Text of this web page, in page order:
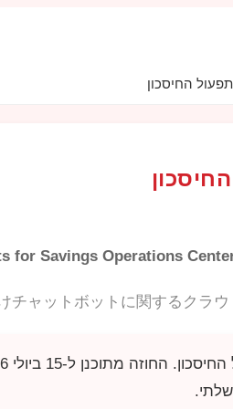
החיסכון
for Savings Operations
チャットボットに関するクラ
15 ביולי 2026, והספק המיועד הוא